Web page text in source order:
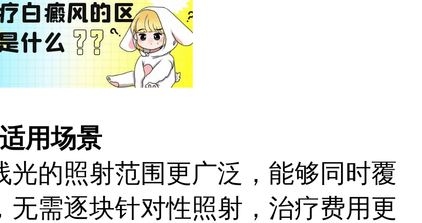
用场景
的照射范围更广泛，能够同时覆
无需逐块针对性照射，治疗费用更